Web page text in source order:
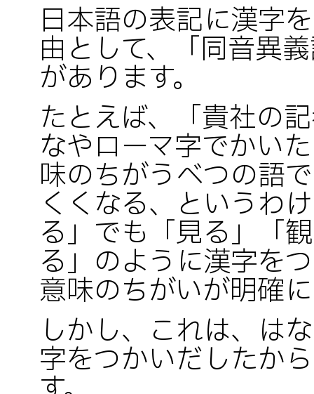
日本語の表記に漢字
由として、「同音異
があります。
たとえば、「貴社の
なやローマ字でかい
味のちがうべつの語
くくなる、というわ
る」でも「見る」「
る」のように漢字を
意味のちがいが明確
しかし、これは、は
字をつかいだしたか